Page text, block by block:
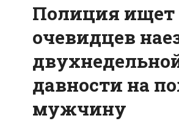
Полиция ищет
очевидцев
давности на
мужчину